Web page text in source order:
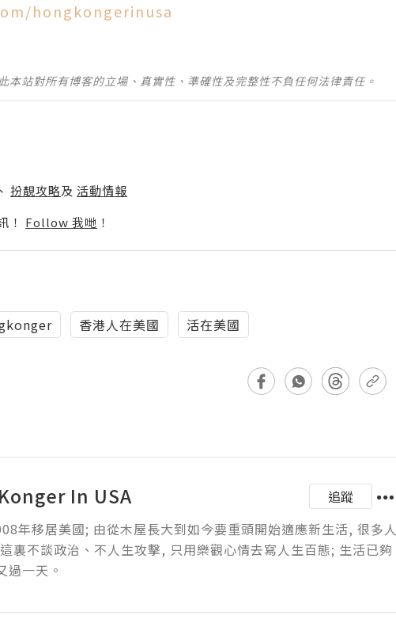
hongkongerinusa
站對所有博客的立場、真實性、準確性及完整性不負任何法律責任。
扮靚攻略及 活動情報
！ Follow 我哋 ！
香港人在美國 活在美國
In USA
追蹤
年移居美國; 由從木屋長大到如今要重頭開始適應新生活, 很多人
裏不談政治、不人生攻擊, 只用樂觀心情去寫人生百態; 生活已夠
過一天。